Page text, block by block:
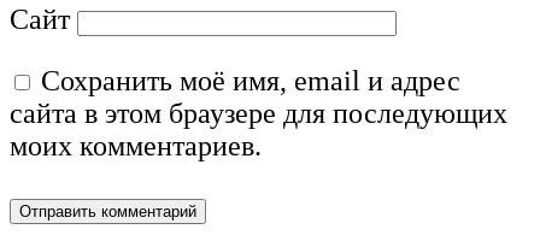
Сайт
Сохранить моё имя, email и адрес
сайта в этом браузере для последующих
моих комментариев.